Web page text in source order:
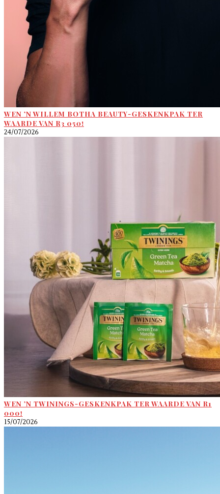
WEN ’N WILLEM BOTHA BEAUTY-GESKENKPAK TER
WAARDE VAN R3 050!
24/07/2026
WEN ’N TWININGS-GESKENKPAK TER WAARDE VAN R1
000!
15/07/2026